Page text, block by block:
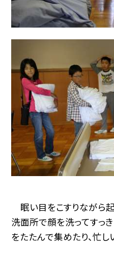
眠い目をこすりながら
洗面所で顔を洗ってすっき
をたたんで集めたり、忙し